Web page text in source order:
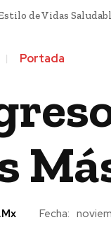
de Vidas
Portada
Fecha: